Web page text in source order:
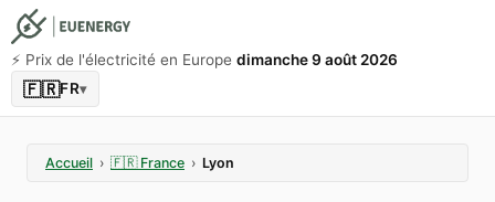
⚡️ Prix de l'électricité en Europe dimanche 9 août 2026
🇫🇷FR▾
Accueil › 🇫🇷 France › Lyon